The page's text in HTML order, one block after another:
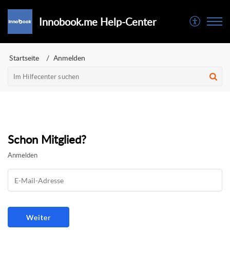
Innobook.me Help-Center
Startseite Anmelden
Schon Mitglied?
Anmelden